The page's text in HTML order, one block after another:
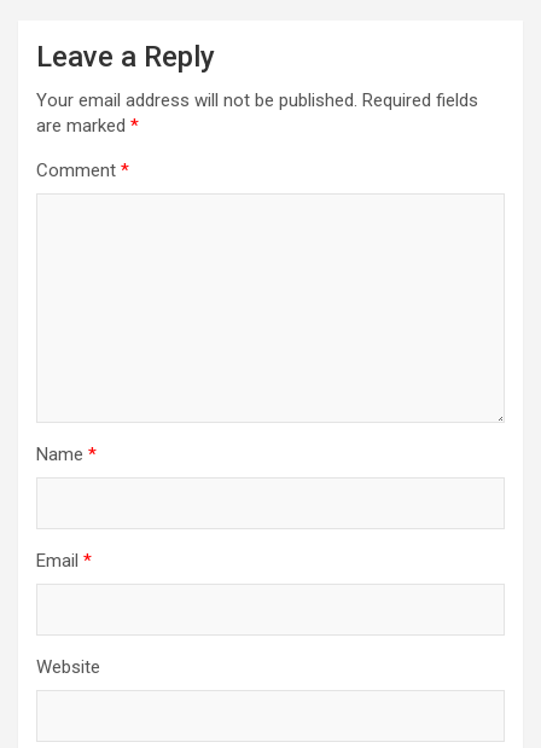
Leave a Reply
Your email address will not be published. Required fields
are marked *
Comment *
Name *
Email *
Website